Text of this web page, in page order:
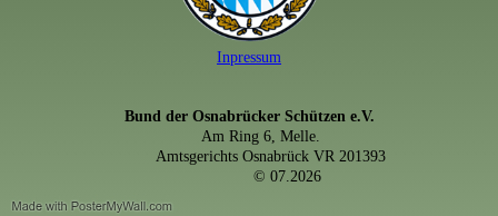
Inpressum
Bund der Osnabrücker Schützen e.V.
Am Ring 6, Melle.
Amtsgerichts Osnabrück VR 201393
© 07.2026